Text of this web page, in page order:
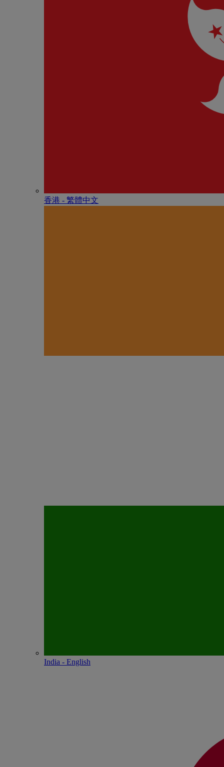
香港 - 繁體中文
India - English